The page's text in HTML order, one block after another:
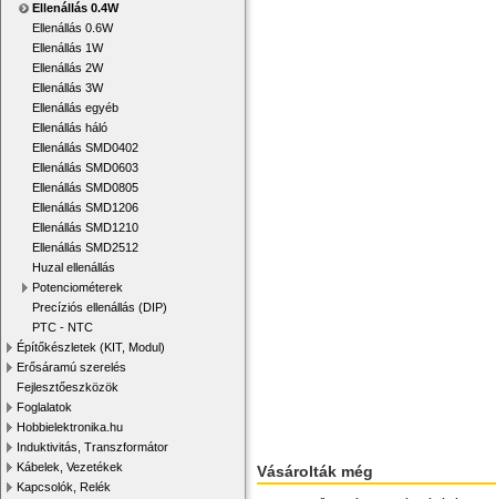
Ellenállás 0.4W
Ellenállás 0.6W
Ellenállás 1W
Ellenállás 2W
Ellenállás 3W
Ellenállás egyéb
Ellenállás háló
Ellenállás SMD0402
Ellenállás SMD0603
Ellenállás SMD0805
Ellenállás SMD1206
Ellenállás SMD1210
Ellenállás SMD2512
Huzal ellenállás
Potenciométerek
Precíziós ellenállás (DIP)
PTC - NTC
Építőkészletek (KIT, Modul)
Erősáramú szerelés
Fejlesztőeszközök
Foglalatok
Hobbielektronika.hu
Induktivitás, Transzformátor
Kábelek, Vezetékek
Kapcsolók, Relék
Vásárolták még